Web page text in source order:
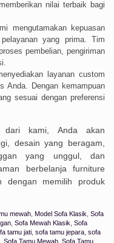
nilai terbaik bagi
mengutamakan kepuasan
yang prima. Tim
pembelian, pengiriman
layanan custom
Anda. Dengan kemampuan
sesuai dengan preferensi
dari kami, Anda akan
desain yang beragam,
yang unggul, dan
berbelanja furniture
dengan memilih produk
mewah Model Sofa Klasik Sofa
Sofa Mewah Klasik Sofa
tamu jati sofa tamu jepara sofa
Sofa Tamu Mewah Sofa Tamu